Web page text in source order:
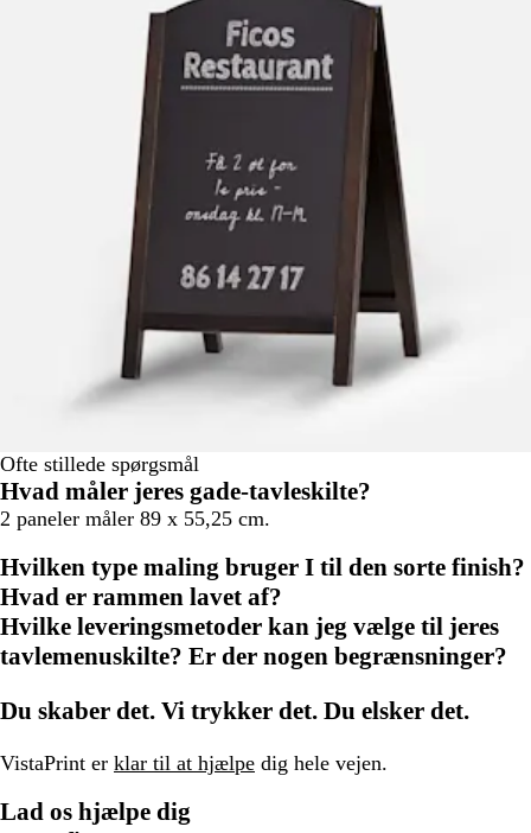
Ofte stillede spørgsmål
Hvad måler jeres gade-tavleskilte?
2 paneler måler 89 x 55,25 cm.
Hvilken type maling bruger I til den sorte finish?
Hvad er rammen lavet af?
Hvilke leveringsmetoder kan jeg vælge til jeres
tavlemenuskilte? Er der nogen begrænsninger?
Du skaber det. Vi trykker det. Du elsker det.
VistaPrint er klar til at hjælpe dig hele vejen.
Lad os hjælpe dig